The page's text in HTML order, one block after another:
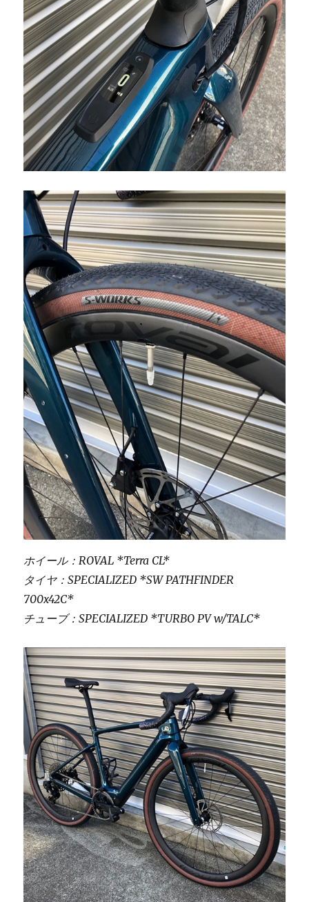
ホイール：ROVAL *Terra CL*
タイヤ：SPECIALIZED *SW PATHFINDER
700x42C*
チューブ：SPECIALIZED *TURBO PV w/TALC*